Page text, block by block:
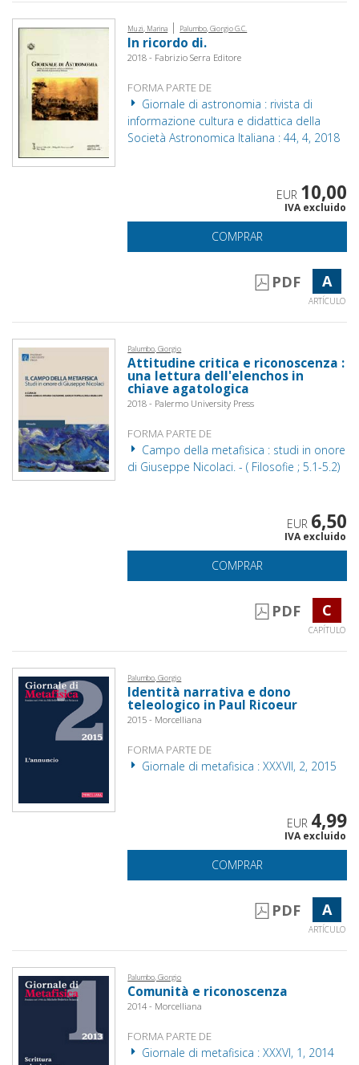
Muzi, Marina | Palumbo, Giorgio G.C.
In ricordo di.
2018 - Fabrizio Serra Editore
FORMA PARTE DE
Giornale di astronomia : rivista di
informazione cultura e didattica della
Società Astronomica Italiana : 44, 4, 2018
EUR 10,00
IVA excluido
COMPRAR
PDF A
ARTÍCULO
Palumbo, Giorgio
Attitudine critica e riconoscenza :
una lettura dell'elenchos in
chiave agatologica
2018 - Palermo University Press
FORMA PARTE DE
Campo della metafisica : studi in onore
di Giuseppe Nicolaci. - ( Filosofie ; 5.1-5.2)
EUR 6,50
IVA excluido
COMPRAR
PDF C
CAPÍTULO
Palumbo, Giorgio
Identità narrativa e dono
teleologico in Paul Ricoeur
2015 - Morcelliana
FORMA PARTE DE
Giornale di metafisica : XXXVII, 2, 2015
EUR 4,99
IVA excluido
COMPRAR
PDF A
ARTÍCULO
Palumbo, Giorgio
Comunità e riconoscenza
2014 - Morcelliana
FORMA PARTE DE
Giornale di metafisica : XXXVI, 1, 2014